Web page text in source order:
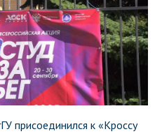
к «Кроссу